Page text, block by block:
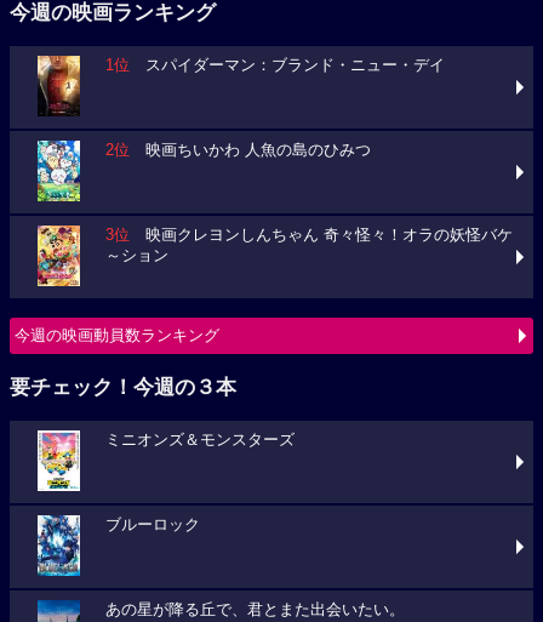
今週の映画ランキング
1位 スパイダーマン：ブランド・ニュー・デイ
2位 映画ちいかわ 人魚の島のひみつ
3位 映画クレヨンしんちゃん 奇々怪々！オラの妖怪バケ
～ション
今週の映画動員数ランキング
要チェック！今週の３本
ミニオンズ＆モンスターズ
ブルーロック
あの星が降る丘で、君とまた出会いたい。